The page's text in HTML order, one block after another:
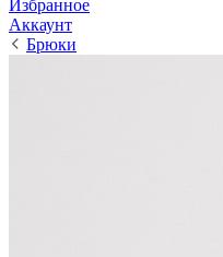
Избранное
Аккаунт
Брюки